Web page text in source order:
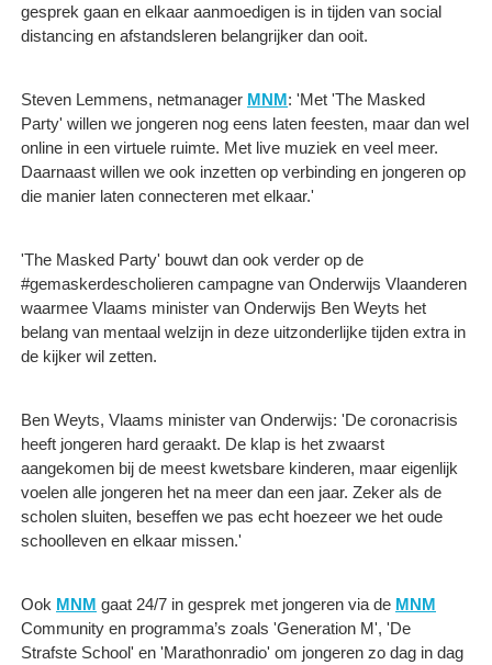
gesprek gaan en elkaar aanmoedigen is in tijden van social
distancing en afstandsleren belangrijker dan ooit.
Steven Lemmens, netmanager MNM: 'Met 'The Masked
Party' willen we jongeren nog eens laten feesten, maar dan wel
online in een virtuele ruimte. Met live muziek en veel meer.
Daarnaast willen we ook inzetten op verbinding en jongeren op
die manier laten connecteren met elkaar.'
'The Masked Party' bouwt dan ook verder op de
#gemaskerdescholieren campagne van Onderwijs Vlaanderen
waarmee Vlaams minister van Onderwijs Ben Weyts het
belang van mentaal welzijn in deze uitzonderlijke tijden extra in
de kijker wil zetten.
Ben Weyts, Vlaams minister van Onderwijs: 'De coronacrisis
heeft jongeren hard geraakt. De klap is het zwaarst
aangekomen bij de meest kwetsbare kinderen, maar eigenlijk
voelen alle jongeren het na meer dan een jaar. Zeker als de
scholen sluiten, beseffen we pas echt hoezeer we het oude
schoolleven en elkaar missen.'
Ook MNM gaat 24/7 in gesprek met jongeren via de MNM
Community en programma’s zoals 'Generation M', 'De
Strafste School' en 'Marathonradio' om jongeren zo dag in dag